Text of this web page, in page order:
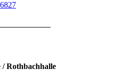
/ Rothbachhalle